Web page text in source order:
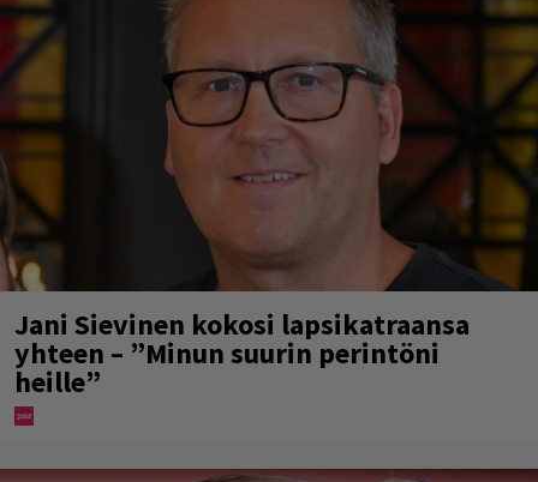
Jani Sievinen kokosi lapsikatraansa
yhteen – ”Minun suurin perintöni
heille”